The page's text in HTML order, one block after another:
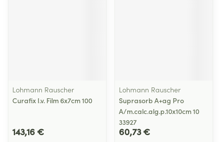
Lohmann Rauscher
Curafix I.v. Film 6x7cm 100
143,16 €
Lohmann Rauscher
Suprasorb A+ag Pro
A/m.calc.alg.p.10x10cm 10
33927
60,73 €